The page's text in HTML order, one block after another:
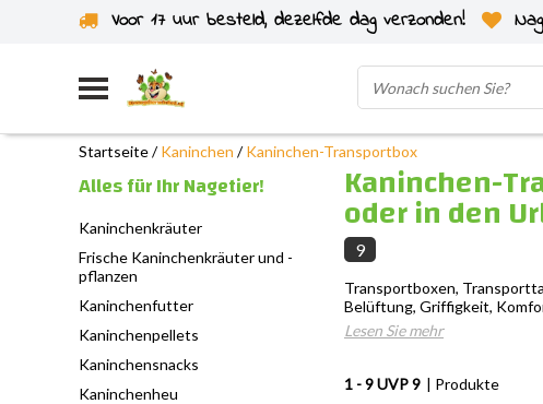
Voor 17 uur besteld, dezelfde dag verzonden!
Startseite/Kaninchen /Kaninchen-Transportbox
Alles für Ihr Nagetier!
Kaninchenkräuter
Frische Kaninchenkräuter und -
pflanzen
Kaninchenfutter
Kaninchenpellets
Kaninchensnacks
Kaninchenheu
Kaninchen-
oder in den
9
Transportboxen,
Belüftung, Griffigkeit,
Lesen Sie mehr
1 - 9 UVP 9 | Produkte